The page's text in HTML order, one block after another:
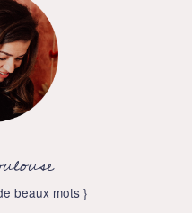
beaux mots }